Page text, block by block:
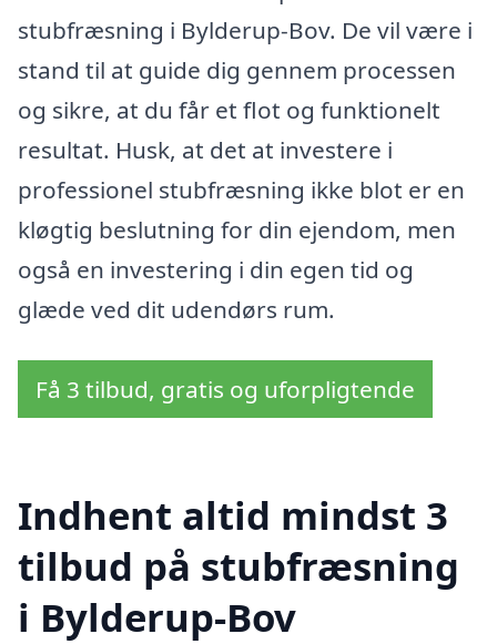
stubfræsning i Bylderup-Bov. De vil være i
stand til at guide dig gennem processen
og sikre, at du får et flot og funktionelt
resultat. Husk, at det at investere i
professionel stubfræsning ikke blot er en
kløgtig beslutning for din ejendom, men
også en investering i din egen tid og
glæde ved dit udendørs rum.
Få 3 tilbud, gratis og uforpligtende
Indhent altid mindst 3
tilbud på stubfræsning
i Bylderup-Bov